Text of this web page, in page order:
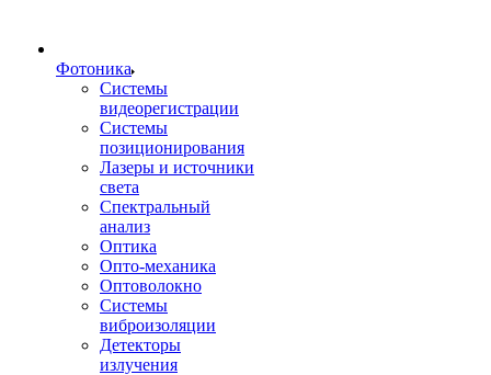
Фотоника
Cистемы
видеорегистрации
Системы
позиционирования
Лазеры и источники
света
Спектральный
анализ
Оптика
Опто-механика
Оптоволокно
Системы
виброизоляции
Детекторы
излучения